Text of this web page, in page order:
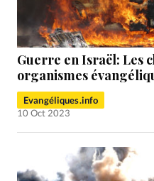
Se connecter
Devise:CHF
RUBRIQUES
Toute l'actualité Bible
Eglises
Histoire
Guerre en Israël: Les
organismes
Evangéliques.info
10 Oct 2023